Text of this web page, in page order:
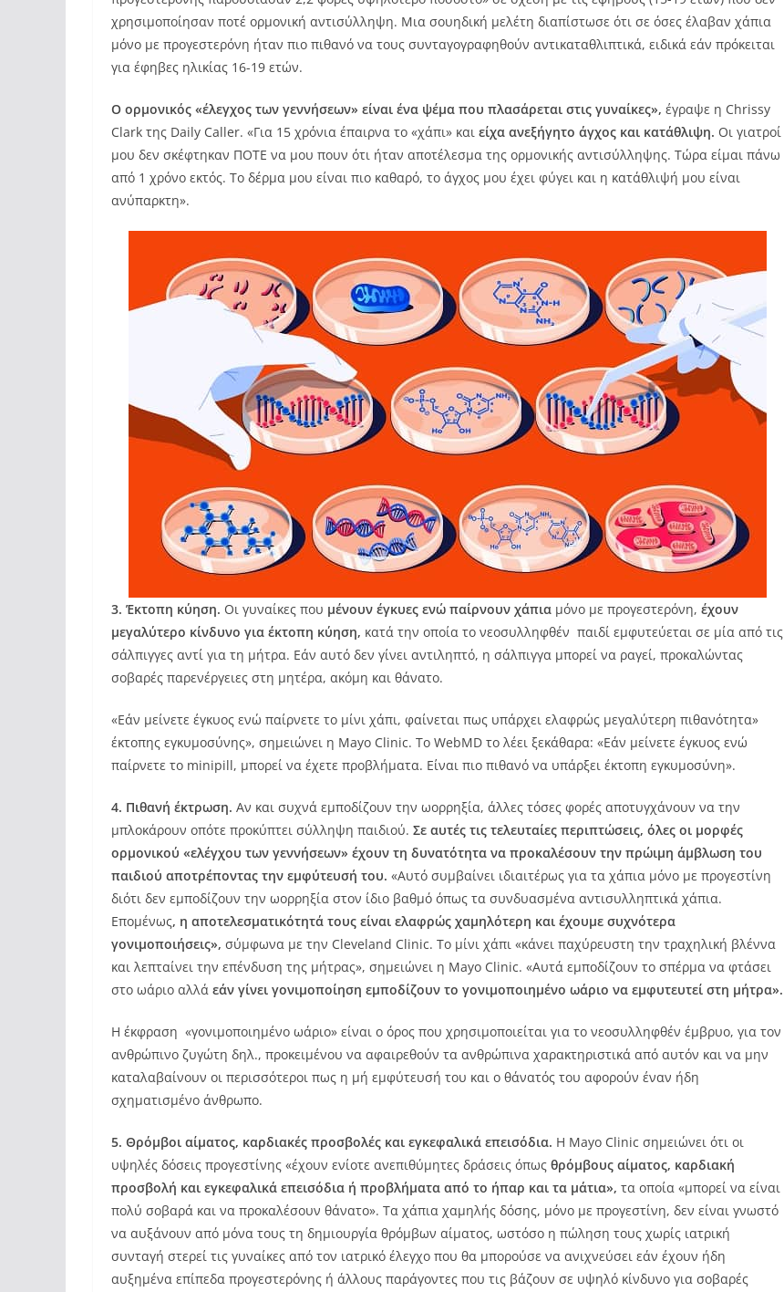
χρησιμοποίησαν ποτέ ορμονική αντισύλληψη. Μια σουηδική μελέτη διαπίστωσε ότι σε όσες έλαβαν χάπια
μόνο με προγεστερόνη ήταν πιο πιθανό να τους συνταγογραφηθούν αντικαταθλιπτικά, ειδικά εάν πρόκειται
για έφηβες ηλικίας 16-19 ετών.
Ο ορμονικός «έλεγχος των γεννήσεων» είναι ένα ψέμα που πλασάρεται στις γυναίκες», έγραψε η Chrissy
Clark της Daily Caller. «Για 15 χρόνια έπαιρνα το «χάπι» και είχα ανεξήγητο άγχος και κατάθλιψη. Οι γιατροί
μου δεν σκέφτηκαν ΠΟΤΕ να μου πουν ότι ήταν αποτέλεσμα της ορμονικής αντισύλληψης. Τώρα είμαι πάνω
από 1 χρόνο εκτός. Το δέρμα μου είναι πιο καθαρό, το άγχος μου έχει φύγει και η κατάθλιψή μου είναι
ανύπαρκτη».
3. Έκτοπη κύηση. Οι γυναίκες που μένουν έγκυες ενώ παίρνουν χάπια μόνο με προγεστερόνη, έχουν
μεγαλύτερο κίνδυνο για έκτοπη κύηση, κατά την οποία το νεοσυλληφθέν παιδί εμφυτεύεται σε μία από τις
σάλπιγγες αντί για τη μήτρα. Εάν αυτό δεν γίνει αντιληπτό, η σάλπιγγα μπορεί να ραγεί, προκαλώντας
σοβαρές παρενέργειες στη μητέρα, ακόμη και θάνατο.
«Εάν μείνετε έγκυος ενώ παίρνετε το μίνι χάπι, φαίνεται πως υπάρχει ελαφρώς μεγαλύτερη πιθανότητα»
έκτοπης εγκυμοσύνης», σημειώνει η Mayo Clinic. Το WebMD το λέει ξεκάθαρα: «Εάν μείνετε έγκυος ενώ
παίρνετε το minipill, μπορεί να έχετε προβλήματα. Είναι πιο πιθανό να υπάρξει έκτοπη εγκυμοσύνη».
4. Πιθανή έκτρωση. Αν και συχνά εμποδίζουν την ωορρηξία, άλλες τόσες φορές αποτυγχάνουν να την
μπλοκάρουν οπότε προκύπτει σύλληψη παιδιού. Σε αυτές τις τελευταίες περιπτώσεις, όλες οι μορφές
ορμονικού «ελέγχου των γεννήσεων» έχουν τη δυνατότητα να προκαλέσουν την πρώιμη άμβλωση του
παιδιού αποτρέποντας την εμφύτευσή του. «Αυτό συμβαίνει ιδιαιτέρως για τα χάπια μόνο με προγεστίνη
διότι δεν εμποδίζουν την ωορρηξία στον ίδιο βαθμό όπως τα συνδυασμένα αντισυλληπτικά χάπια.
Επομένως, η αποτελεσματικότητά τους είναι ελαφρώς χαμηλότερη και έχουμε συχνότερα
γονιμοποιήσεις», σύμφωνα με την Cleveland Clinic. Το μίνι χάπι «κάνει παχύρευστη την τραχηλική βλέννα
και λεπταίνει την επένδυση της μήτρας», σημειώνει η Mayo Clinic. «Αυτά εμποδίζουν το σπέρμα να φτάσει
στο ωάριο αλλά εάν γίνει γονιμοποίηση εμποδίζουν το γονιμοποιημένο ωάριο να εμφυτευτεί στη μήτρα».
Η έκφραση «γονιμοποιημένο ωάριο» είναι ο όρος που χρησιμοποιείται για το νεοσυλληφθέν έμβρυο, για τον
ανθρώπινο ζυγώτη δηλ., προκειμένου να αφαιρεθούν τα ανθρώπινα χαρακτηριστικά από αυτόν και να μην
καταλαβαίνουν οι περισσότεροι πως η μή εμφύτευσή του και ο θάνατός του αφορούν έναν ήδη
σχηματισμένο άνθρωπο.
5. Θρόμβοι αίματος, καρδιακές προσβολές και εγκεφαλικά επεισόδια. Η Mayo Clinic σημειώνει ότι οι
υψηλές δόσεις προγεστίνης «έχουν ενίοτε ανεπιθύμητες δράσεις όπως θρόμβους αίματος, καρδιακή
προσβολή και εγκεφαλικά επεισόδια ή προβλήματα από το ήπαρ και τα μάτια», τα οποία «μπορεί να είναι
πολύ σοβαρά και να προκαλέσουν θάνατο». Τα χάπια χαμηλής δόσης, μόνο με προγεστίνη, δεν είναι γνωστό
να αυξάνουν από μόνα τους τη δημιουργία θρόμβων αίματος, ωστόσο η πώληση τους χωρίς ιατρική
συνταγή στερεί τις γυναίκες από τον ιατρικό έλεγχο που θα μπορούσε να ανιχνεύσει εάν έχουν ήδη
αυξημένα επίπεδα προγεστερόνης ή άλλους παράγοντες που τις βάζουν σε υψηλό κίνδυνο για σοβαρές